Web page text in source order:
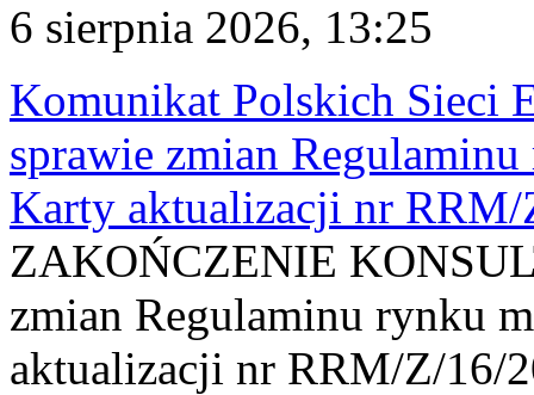
6 sierpnia 2026, 13:25
Komunikat Polskich Sieci
sprawie zmian
Karty aktualizacji nr
ZAKOŃCZENIE
zmian Regulaminu rynku
aktualizacji nr RRM/Z/16/